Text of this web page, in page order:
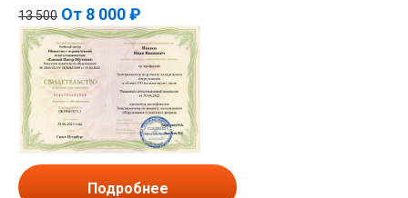
13 500 От 8 000 ₽
Подробнее